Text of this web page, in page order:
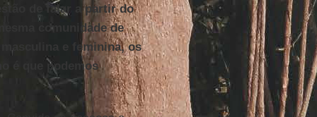
de falar a partir do
comunidade de
e feminina, os
é que podemos